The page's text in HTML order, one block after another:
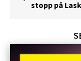
stopp på